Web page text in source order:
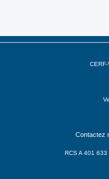
Contactez
RCS A 401